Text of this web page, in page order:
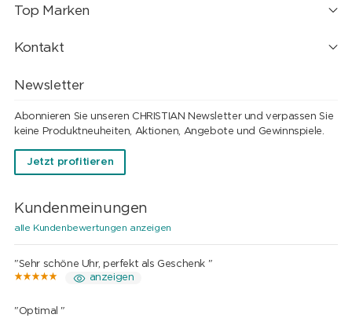
Top Marken
Kontakt
Newsletter
Abonnieren Sie unseren CHRISTIAN Newsletter und verpassen Sie
keine Produktneuheiten, Aktionen, Angebote und Gewinnspiele.
Jetzt profitieren
Kundenmeinungen
alle Kundenbewertungen anzeigen
"Sehr schöne Uhr, perfekt als Geschenk "
anzeigen
"Optimal "